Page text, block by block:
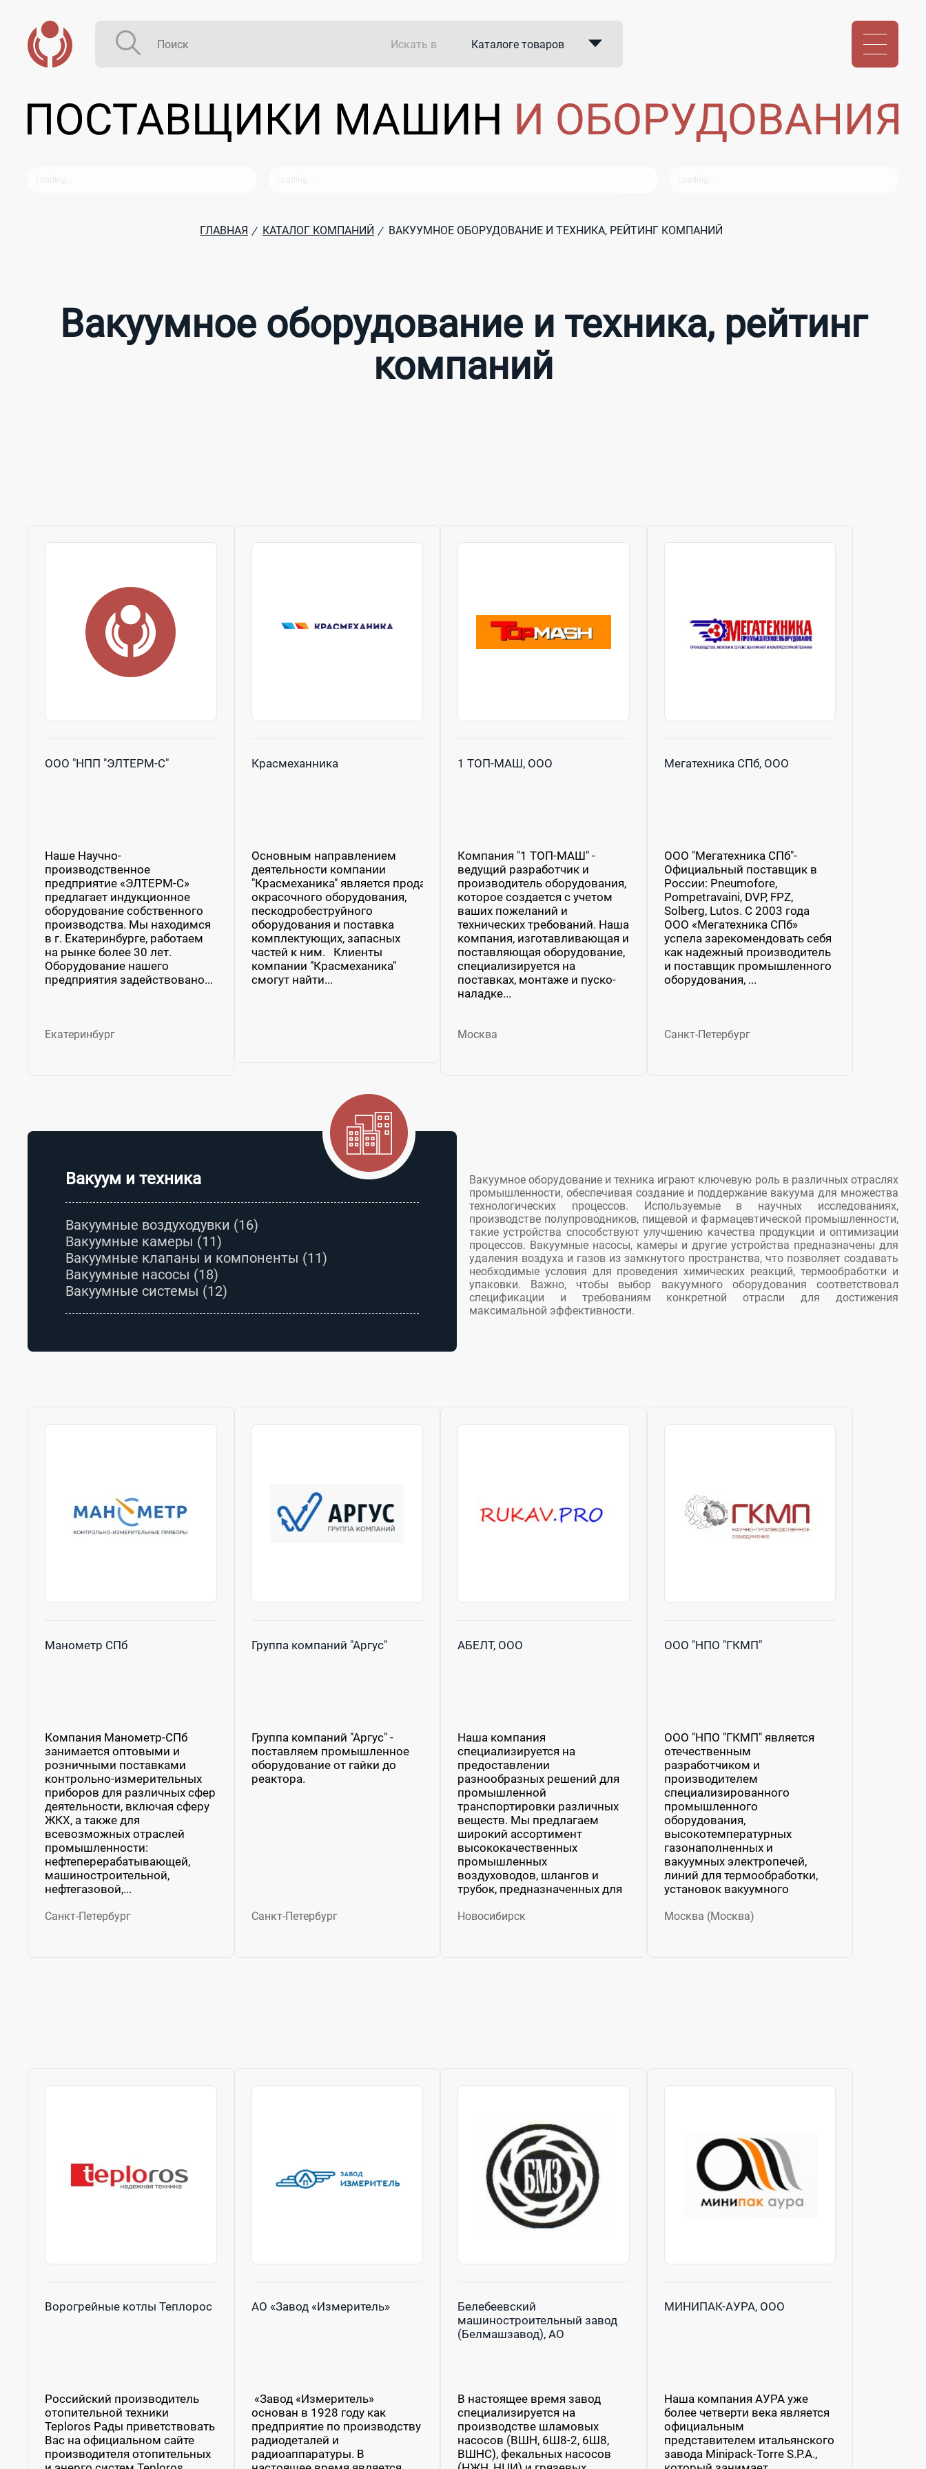
Искать в Каталоге товаров
В закупках
ГЛАВНАЯ / КАТАЛОГ КОМПАНИЙ / ВАКУУМНОЕ ОБОРУДОВАНИЕ И ТЕХНИКА, РЕЙТИНГ КОМПАНИЙ
Вакуумное оборудование и техника, рейтинг
компаний
ООО "НПП "ЭЛТЕРМ-С"
Наше Научно-
производственное
предприятие «ЭЛТЕРМ-С»
предлагает индукционное
оборудование собственного
производства. Мы находимся
в г. Екатеринбурге, работаем
на рынке более 30 лет.
Оборудование нашего
предприятия задействовано...
Екатеринбург
Красмеханника
Основным направлением
деятельности компании
"Красмеханика" является продажа
окрасочного оборудования,
пескодробеструйного
оборудования и поставка
комплектующих, запасных
частей к ним. Клиенты
компании "Красмеханика"
смогут найти...
1 ТОП-МАШ, ООО
Компания "1 ТОП-МАШ" -
ведущий разработчик и
производитель оборудования,
которое создается с учетом
ваших пожеланий и
технических требований. Наша
компания, изготавливающая и
поставляющая оборудование,
специализируется на
поставках, монтаже и пуско-
наладке...
Москва
Мегатехника СПб, ООО
ООО "Мегатехника СПб"-
Официальный поставщик в
России: Pneumofore,
Pompetravaini, DVP, FPZ,
Solberg, Lutos. С 2003 года
ООО «Мегатехника СПб»
успела зарекомендовать себя
как надежный производитель
и поставщик промышленного
оборудования, ...
Санкт-Петербург
Вакуум и техника
Вакуумные воздуходувки (16)
Вакуумные камеры (11)
Вакуумные клапаны и компоненты (11)
Вакуумные насосы (18)
Вакуумные системы (12)
Вакуумное оборудование и техника играют ключевую роль в различных отраслях
промышленности, обеспечивая создание и поддержание вакуума для множества
технологических процессов. Используемые в научных исследованиях,
производстве полупроводников, пищевой и фармацевтической промышленности,
такие устройства способствуют улучшению качества продукции и оптимизации
процессов. Вакуумные насосы, камеры и другие устройства предназначены для
удаления воздуха и газов из замкнутого пространства, что позволяет создавать
необходимые условия для проведения химических реакций, термообработки и
упаковки. Важно, чтобы выбор вакуумного оборудования соответствовал
спецификации и требованиям конкретной отрасли для достижения
максимальной эффективности.
Манометр СПб
Компания Манометр-СПб
занимается оптовыми и
розничными поставками
контрольно-измерительных
приборов для различных сфер
деятельности, включая сферу
ЖКХ, а также для
всевозможных отраслей
промышленности:
нефтеперерабатывающей,
машиностроительной,
нефтегазовой,...
Санкт-Петербург
Группа компаний "Аргус"
Группа компаний "Аргус" -
поставляем промышленное
оборудование от гайки до
реактора.
Санкт-Петербург
АБЕЛТ, ООО
Наша компания
специализируется на
предоставлении
разнообразных решений для
промышленной
транспортировки различных
веществ. Мы предлагаем
широкий ассортимент
высококачественных
промышленных
воздуховодов, шлангов и
трубок, предназначенных для
Новосибирск
ООО "НПО "ГКМП"
ООО "НПО "ГКМП" является
отечественным
разработчиком и
производителем
специализированного
промышленного
оборудования,
высокотемпературных
газонаполненных и
вакуумных электропечей,
линий для термообработки,
установок вакуумного
Москва (Москва)
Ворогрейные котлы Теплорос
Российский производитель
отопительной техники
Teploros Рады приветствовать
Вас на официальном сайте
производителя отопительных
АО «Завод «Измеритель»
«Завод «Измеритель»
основан в 1928 году как
предприятие по производству
радиодеталей и
радиоаппаратуры. В
Белебеевский
машиностроительный завод
(Белмашзавод), АО
В настоящее время завод
специализируется на
производстве шламовых
насосов (ВШН, 6Ш8-2, 6Ш8,
ВШНС), фекальных насосов
МИНИПАК-АУРА, ООО
Наша компания АУРА уже
более четверти века является
официальным
представителем итальянского
завода Minipack-Torre S.P.A.,